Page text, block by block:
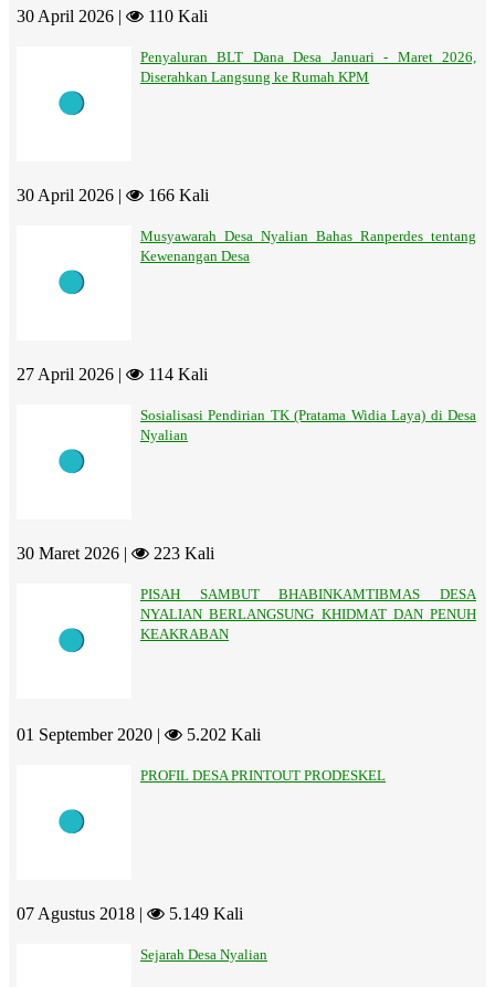
30 April 2026 | 110 Kali
Penyaluran BLT Dana Desa Januari - Maret 2026,
Diserahkan Langsung ke Rumah KPM
30 April 2026 | 166 Kali
Musyawarah Desa Nyalian Bahas Ranperdes tentang
Kewenangan Desa
27 April 2026 | 114 Kali
Sosialisasi Pendirian TK (Pratama Widia Laya) di Desa
Nyalian
30 Maret 2026 | 223 Kali
PISAH SAMBUT BHABINKAMTIBMAS DESA
NYALIAN BERLANGSUNG KHIDMAT DAN PENUH
KEAKRABAN
01 September 2020 | 5.202 Kali
PROFIL DESA PRINTOUT PRODESKEL
07 Agustus 2018 | 5.149 Kali
Sejarah Desa Nyalian